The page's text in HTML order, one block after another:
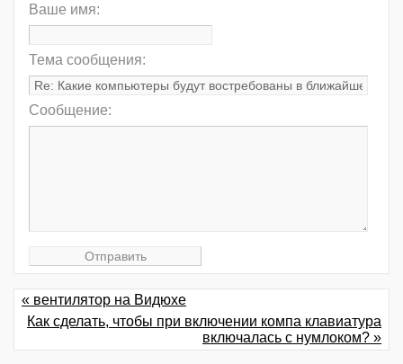
Ваше имя:
Тема сообщения:
Сообщение:
« вентилятор на Видюхе
Как сделать, чтобы при включении компа клавиатура
включалась с нумлоком? »